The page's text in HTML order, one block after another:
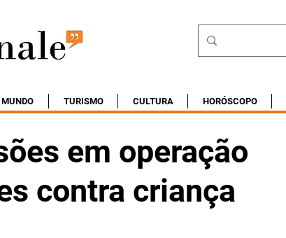
MUNDO TURISMO CULTURA HORÓSCOPO
em operação
contra criança